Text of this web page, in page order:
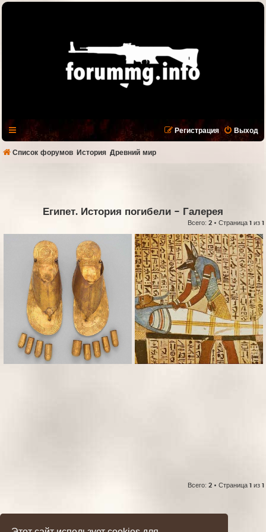
Выход
Регистрация
Список форумов История Древний мир
Египет. История погибели - Галерея
Всего: 2 • Страница 1 из 1
Всего: 2 • Страница 1 из 1